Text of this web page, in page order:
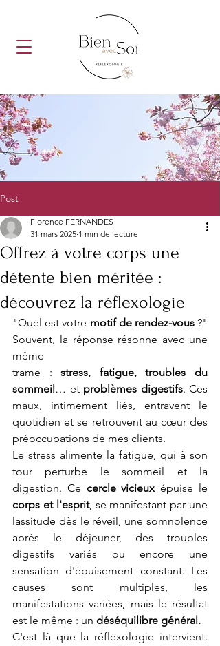
Post
Offrez à votre corps une
détente bien méritée :
découvrez la réflexologie
Florence FERNANDES
31 mars 2025 1 min de lecture
"Quel est votre motif de rendez-vous ?"
Souvent, la réponse résonne avec une
même
trame : stress, fatigue, troubles du
sommeil… et problèmes digestifs. Ces
maux, intimement liés, entravent le
quotidien et se retrouvent au cœur des
préoccupations de mes clients.
Le stress alimente la fatigue, qui à son
tour perturbe le sommeil et la
digestion. Ce cercle vicieux
corps et l'esprit, se manifestant par une
lassitude dès le réveil, une somnolence
après le déjeuner, des troubles
digestifs variés ou encore une
sensation d'épuisement constant. Les
causes sont multiples, les
manifestations variées, mais le résultat
est le même : un déséquilibre général.
C'est là que la réflexologie intervient.